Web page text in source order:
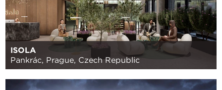
ISOLA
Pankrác, Prague, Czech Republic